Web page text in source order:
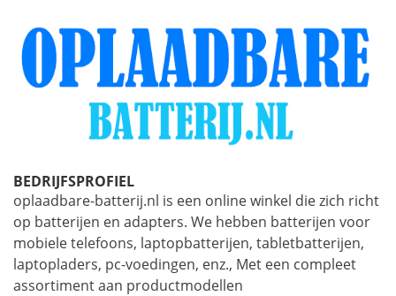
BEDRIJFSPROFIEL
oplaadbare-batterij.nl is een online winkel die zich richt
op batterijen en adapters. We hebben batterijen voor
mobiele telefoons, laptopbatterijen, tabletbatterijen,
laptopladers, pc-voedingen, enz., Met een compleet
assortiment aan productmodellen